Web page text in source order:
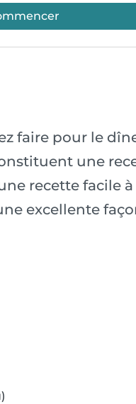
faire pour le
une
recette facile
excellente